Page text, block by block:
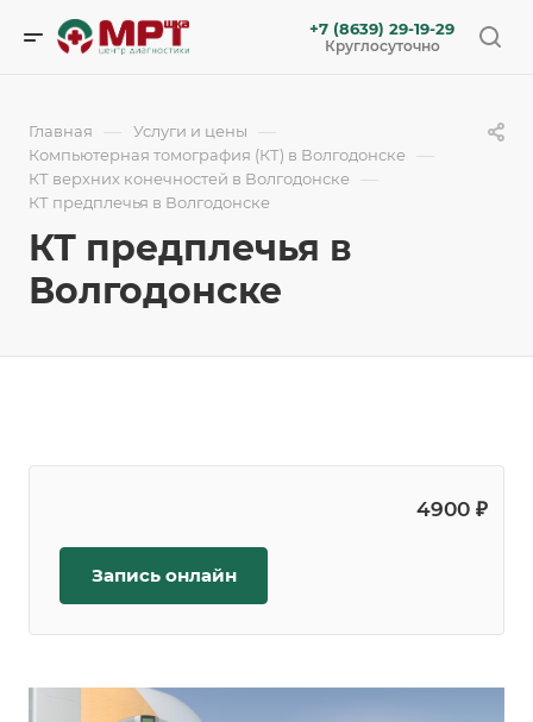
+7 (8639) 29-19-29
Круглосуточно
Главная — Услуги и цены —
Компьютерная томография (КТ) в Волгодонске —
КТ верхних конечностей в Волгодонске —
КТ предплечья в Волгодонске
КТ предплечья в
Волгодонске
4900 ₽
Запись онлайн